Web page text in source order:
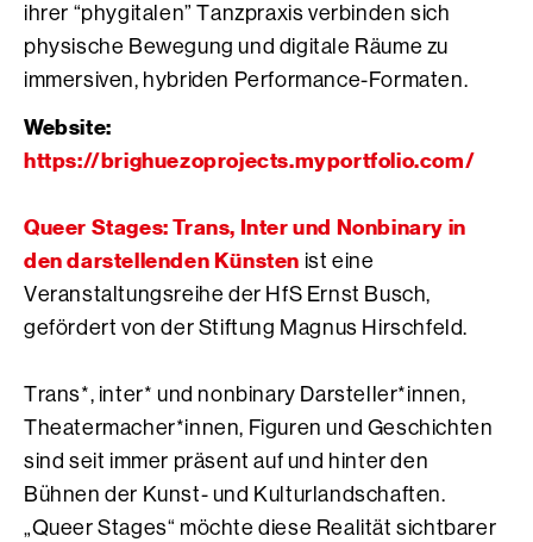
ihrer “phygitalen” Tanzpraxis verbinden sich
physische Bewegung und digitale Räume zu
immersiven, hybriden Performance-Formaten.
Website:
https://brighuezoprojects.myportfolio.com/
Queer Stages: Trans, Inter und Nonbinary in
den darstellenden Künsten ist eine
Veranstaltungsreihe der HfS Ernst Busch,
gefördert von der Stiftung Magnus Hirschfeld.
Trans*, inter* und nonbinary Darsteller*innen,
Theatermacher*innen, Figuren und Geschichten
sind seit immer präsent auf und hinter den
Bühnen der Kunst- und Kulturlandschaften.
„Queer Stages“ möchte diese Realität sichtbarer